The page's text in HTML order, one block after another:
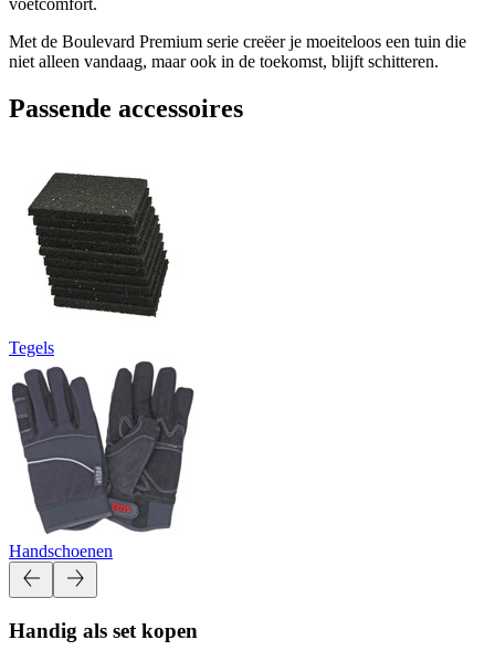
voetcomfort.
Met de Boulevard Premium serie creëer je moeiteloos een tuin die
niet alleen vandaag, maar ook in de toekomst, blijft schitteren.
Passende accessoires
Tegels
Handschoenen
Handig als set kopen